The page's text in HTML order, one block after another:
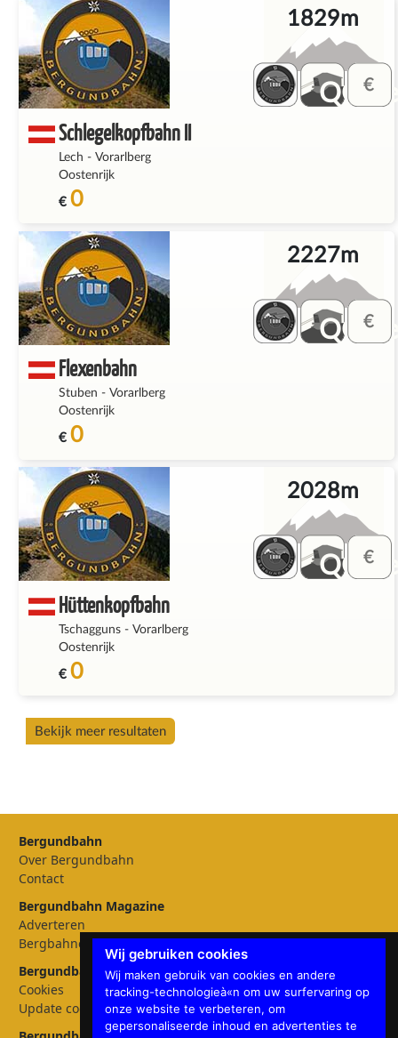
Wij gebruiken cookies
Wij maken gebruik van cookies en andere
tracking-technologieà«n om uw surfervaring op
onze website te verbeteren, om
gepersonaliseerde inhoud en advertenties te
Schlegelkopfbahn II
Lech - Vorarlberg
Oostenrijk
€ 0
1829m
Flexenbahn
Stuben - Vorarlberg
Oostenrijk
€ 0
2227m
Hüttenkopfbahn
Tschagguns- Vorarlberg
Oostenrijk
€ 0
2028m
Bekijk meer resultaten
Bergundbahn
Over Bergundbahn
Contact
Bergundbahn Magazine
Adverteren
Bergbahnen
Bergundbahn Instellingen
Cookies
Update cookies preferences